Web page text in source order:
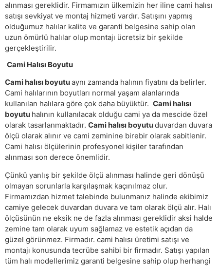
alınması gereklidir. Firmamızın ülkemizin her iline cami halısı
satışı sevkiyat ve montaj hizmeti vardır. Satışını yapmış
olduğumuz halılar kalite ve garanti belgesine sahip olan
uzun ömürlü halılar olup montajı ücretsiz bir şekilde
gerçekleştirilir.
Cami Halısı Boyutu
Cami halısı boyutuaynı zamanda halının fiyatını da belirler.
Cami halılarının boyutları normal yaşam alanlarında
kullanılan halılara göre çok daha büyüktür. Cami halısı
boyutu halının kullanılacak olduğu cami ya da mescide özel
olarak tasarlanmaktadır. Cami halısı boyutuduvardan duvara
ölçü olarak alınır ve cami zeminine birebir olarak sabitlenir.
Cami halısı ölçülerinin profesyonel kişiler tarafından
alınması son derece önemlidir.
Çünkü yanlış bir şekilde ölçü alınması halinde geri dönüşü
olmayan sorunlarla karşılaşmak kaçınılmaz olur.
Firmamızdan hizmet talebinde bulunmanız halinde ekibimiz
camiye gelecek duvardan duvara ve tam olarak ölçü alır. Halı
ölçüsünün ne eksik ne de fazla alınması gereklidir aksi halde
zemine tam olarak uyum sağlamaz ve estetik açıdan da
güzel görünmez. Firmadır. cami halısı üretimi satışı ve
montajı konusunda tecrübe sahibi bir firmadır. Satışı yapılan
tüm halı modellerimiz garanti belgesine sahip olup herhangi